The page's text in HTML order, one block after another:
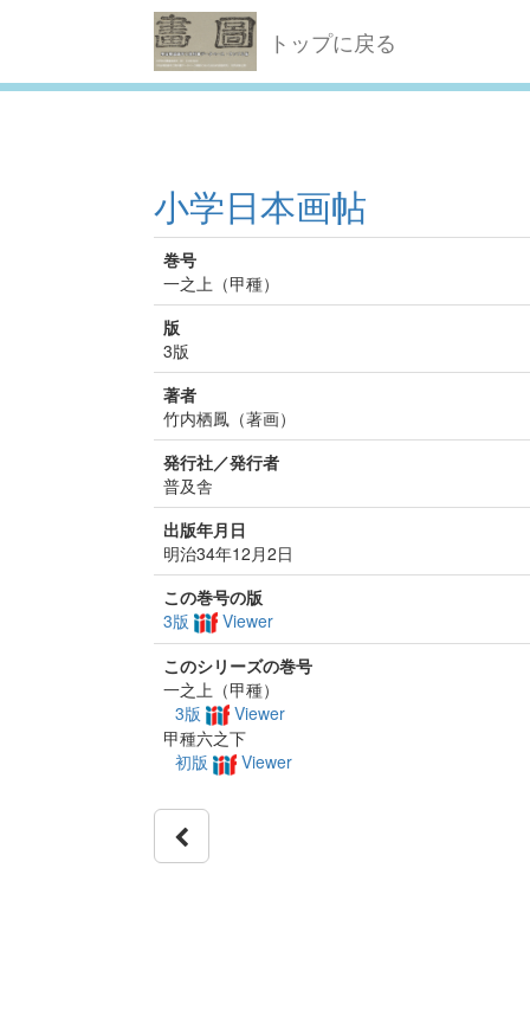
トップに戻る
小学日本画帖
巻号
一之上（甲種）
版
3版
著者
竹内栖鳳（著画）
発行社／発行者
普及舎
出版年月日
明治34年12月2日
この巻号の版
3版
Viewer
このシリーズの巻号
一之上（甲種）
3版
Viewer
甲種六之下
初版
Viewer